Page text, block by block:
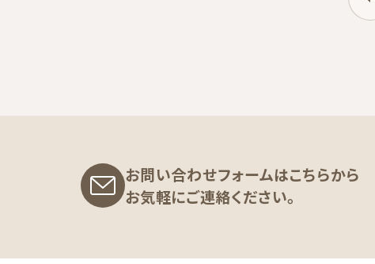
お問い合わせフォームはこちらから
お気軽にご連絡ください。